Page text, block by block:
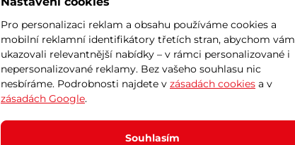
Cement Ocel
14 ks 6 ks
Pro personalizaci reklam a obsahu používáme cookies a
mobilní reklamní identifikátory třetích stran, abychom vám
ukazovali relevantnější nabídky – v rámci personalizované i
nepersonalizované reklamy. Bez vašeho souhlasu nic
nesbíráme. Podrobnosti najdete v zásadách cookies a v
zásadách Google.
Souhlasím